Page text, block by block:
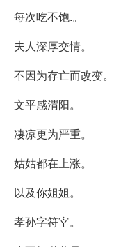
每次吃不饱.。
夫人深厚交情。
不因为存亡而改变。
文平感渭阳。
凄凉更为严重。
姑姑都在上涨。
以及你姐姐。
孝孙字符宰。